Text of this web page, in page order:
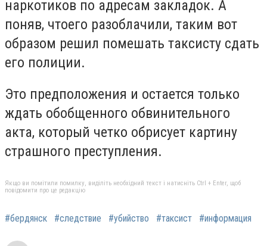
наркотиков по адресам закладок. А
поняв, чтоего разоблачили, таким вот
образом решил помешать таксисту сдать
его полиции.
Это предположения и остается только
ждать обобщенного обвинительного
акта, который четко обрисует картину
страшного преступления.
Якщо ви помітили помилку, виділіть необхідний текст і натисніть Ctrl + Enter, щоб
повідомити про це редакцію
#бердянск #следствие #убийство #таксист #информация